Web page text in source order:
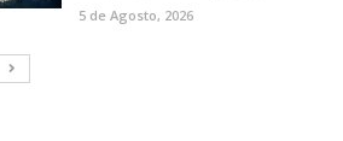
5 de Agosto, 2026